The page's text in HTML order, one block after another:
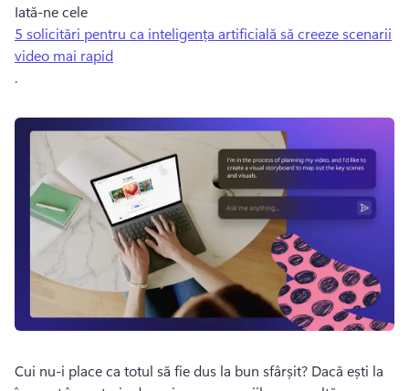
Iată-ne cele
5 solicitări pentru ca inteligența artificială să creeze scenarii
video mai rapid
.
Cui nu-i place ca totul să fie dus la bun sfârșit? Dacă ești la